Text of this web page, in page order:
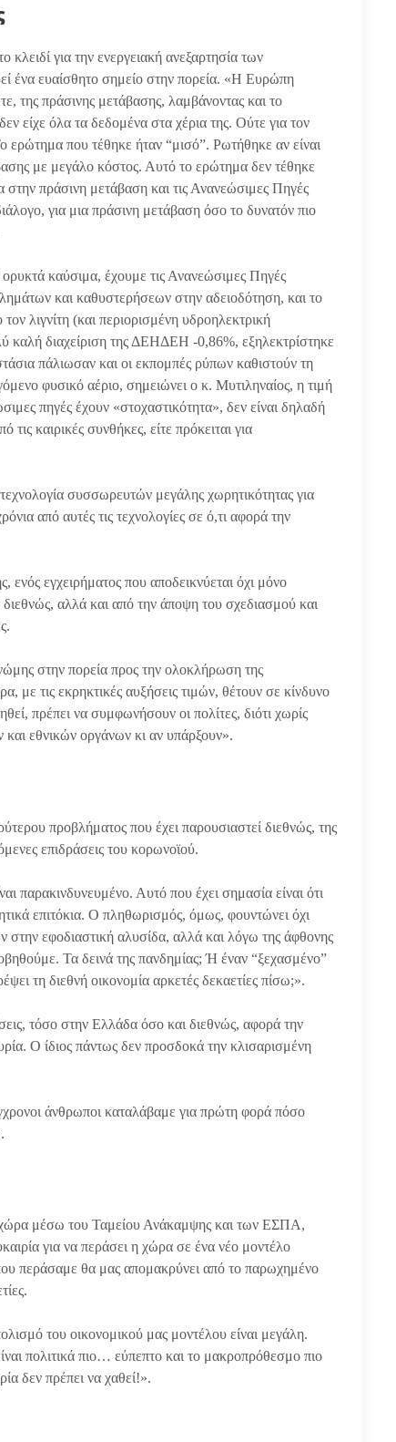
κλειδί για την ενεργειακή ανεξαρτησία των
ένα ευαίσθητο σημείο στην πορεία. «Η Ευρώπη
της πράσινης μετάβασης, λαμβάνοντας και το
είχε όλα τα δεδομένα στα χέρια της. Ούτε για τον
ερώτημα που τέθηκε ήταν “μισό”. Ρωτήθηκε αν είναι
με μεγάλο κόστος. Αυτό το ερώτημα δεν τέθηκε
πράσινη μετάβαση και τις Ανανεώσιμες Πηγές
για μια πράσινη μετάβαση όσο το δυνατόν πιο
καύσιμα, έχουμε τις Ανανεώσιμες Πηγές
και καθυστερήσεων στην αδειοδότηση, και το
λιγνίτη (και περιορισμένη υδροηλεκτρική
καλή διαχείριση της ΔΕΗΔΕΗ -0,86%, εξηλεκτρίστηκε
πάλιωσαν και οι εκπομπές ρύπων καθιστούν τη
φυσικό αέριο, σημειώνει ο κ. Μυτιληναίος, η τιμή
πηγές έχουν «στοχαστικότητα», δεν είναι δηλαδή
καιρικές συνθήκες, είτε πρόκειται για
συσσωρευτών μεγάλης χωρητικότητας για
από αυτές τις τεχνολογίες σε ό,τι αφορά την
ενός εγχειρήματος που αποδεικνύεται όχι μόνο
αλλά και από την άποψη του σχεδιασμού και
στην πορεία προς την ολοκλήρωση της
με τις εκρηκτικές αυξήσεις τιμών, θέτουν σε κίνδυνο
πρέπει να συμφωνήσουν οι πολίτες, διότι χωρίς
εθνικών οργάνων κι αν υπάρξουν».
προβλήματος που έχει παρουσιαστεί διεθνώς, της
επιδράσεις του κορωνοϊού.
παρακινδυνευμένο. Αυτό που έχει σημασία είναι ότι
επιτόκια. Ο πληθωρισμός, όμως, φουντώνει όχι
εφοδιαστική αλυσίδα, αλλά και λόγω της άφθονης
Τα δεινά της πανδημίας; Ή έναν “ξεχασμένο”
τη διεθνή οικονομία αρκετές δεκαετίες πίσω;».
τόσο στην Ελλάδα όσο και διεθνώς, αφορά την
Ο ίδιος πάντως δεν προσδοκά την κλισαρισμένη
άνθρωποι καταλάβαμε για πρώτη φορά πόσο
χώρα μέσω του Ταμείου Ανάκαμψης και των ΕΣΠΑ,
για να περάσει η χώρα σε ένα νέο μοντέλο
περάσαμε θα μας απομακρύνει από το παρωχημένο
του οικονομικού μας μοντέλου είναι μεγάλη.
πολιτικά πιο… εύπεπτο και το μακροπρόθεσμο πιο
δεν πρέπει να χαθεί!».